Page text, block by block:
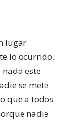
lugar
lo ocurrido.
nada este
se mete
que a todos
nadie